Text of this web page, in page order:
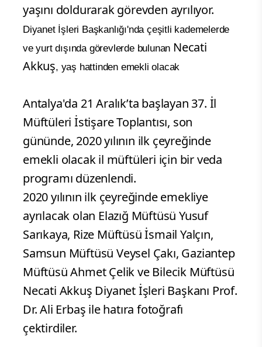
yaşını doldurarak görevden ayrılıyor.
Diyanet İşleri Başkanlığı'nda çeşitli kademelerde
ve yurt dışında görevlerde bulunan Necati
Akkuş, yaş hattinden emekli olacak
Antalya'da 21 Aralık’ta başlayan 37. İl
Müftüleri İstişare Toplantısı, son
gününde, 2020 yılının ilk çeyreğinde
emekli olacak il müftüleri için bir veda
programı düzenlendi.
2020 yılının ilk çeyreğinde emekliye
ayrılacak olan Elazığ Müftüsü Yusuf
Sarıkaya, Rize Müftüsü İsmail Yalçın,
Samsun Müftüsü Veysel Çakı, Gaziantep
Müftüsü Ahmet Çelik ve Bilecik Müftüsü
Necati Akkuş Diyanet İşleri Başkanı Prof.
Dr. Ali Erbaş ile hatıra fotoğrafı
çektirdiler.